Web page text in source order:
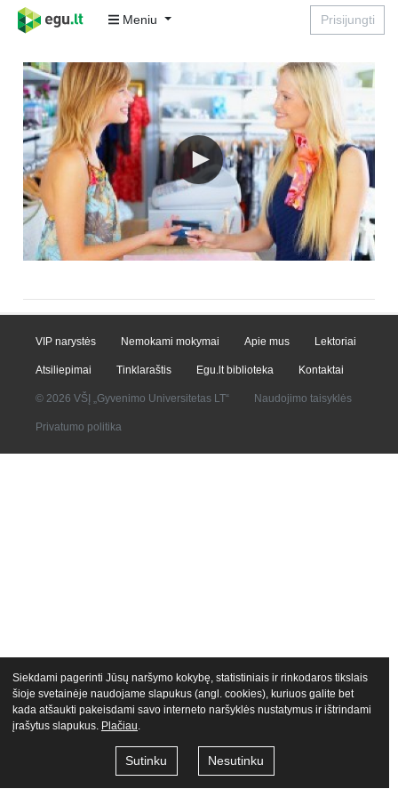
Meniu Prisijungti
VIP narystės Nemokami mokymai Apie mus Lektoriai
Atsiliepimai Tinklaraštis Egu.lt biblioteka Kontaktai
© 2026 VŠĮ „Gyvenimo Universitetas LT“ Naudojimo taisyklės
Privatumo politika
Siekdami pagerinti Jūsų naršymo kokybę, statistiniais ir rinkodaros tikslais
šioje svetainėje naudojame slapukus (angl. cookies), kuriuos galite bet
kada atšaukti pakeisdami savo interneto naršyklės nustatymus ir ištrindami
įrašytus slapukus. Plačiau
Sutinku Nesutinku